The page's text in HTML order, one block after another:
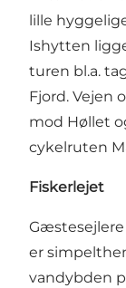
lille
Ishytten
turen bl.a.
Fjord. Vejen
mod Høllet
cykelruten
Fiskerlejet
er
vandybden